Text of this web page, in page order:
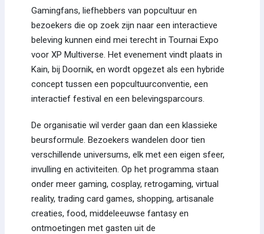
Gamingfans, liefhebbers van popcultuur en
bezoekers die op zoek zijn naar een interactieve
beleving kunnen eind mei terecht in Tournai Expo
voor XP Multiverse. Het evenement vindt plaats in
Kain, bij Doornik, en wordt opgezet als een hybride
concept tussen een popcultuurconventie, een
interactief festival en een belevingsparcours.
De organisatie wil verder gaan dan een klassieke
beursformule. Bezoekers wandelen door tien
verschillende universums, elk met een eigen sfeer,
invulling en activiteiten. Op het programma staan
onder meer gaming, cosplay, retrogaming, virtual
reality, trading card games, shopping, artisanale
creaties, food, middeleeuwse fantasy en
ontmoetingen met gasten uit de